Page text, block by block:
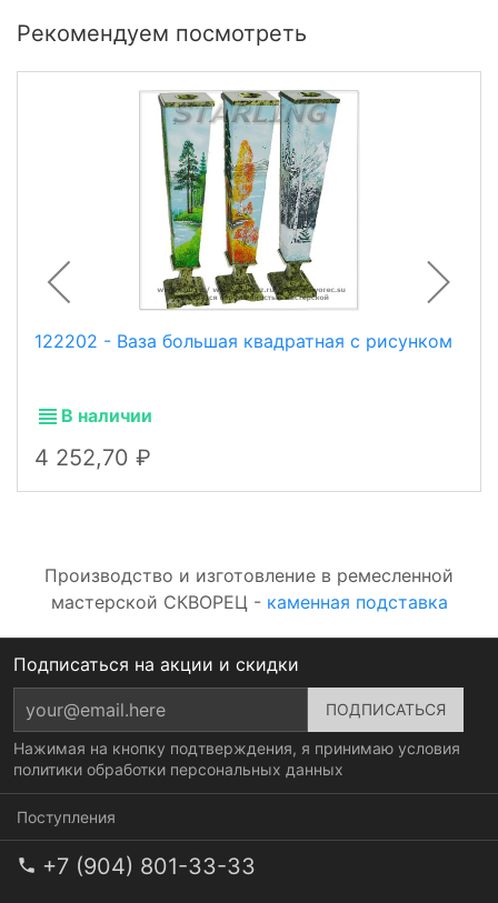
Рекомендуем посмотреть
122202 - Ваза большая квадратная с рисунком
В наличии
4 252,70
Производство и изготовление в ремесленной
мастерской СКВОРЕЦ - каменная подставка
Подписаться на акции и скидки
Нажимая на кнопку подтверждения, я принимаю условия
политики обработки персональных данных
Поступления
+7 (904) 801-33-33